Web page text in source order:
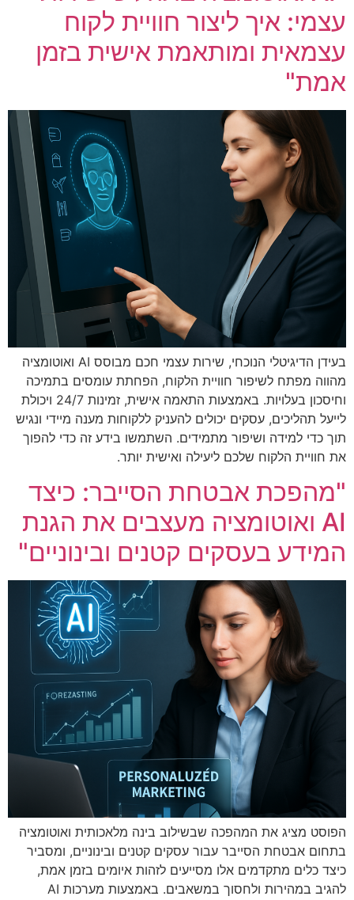
עצמי: איך ליצור חוויית לקוח
עצמאית ומותאמת אישית בזמן
אמת"
בעידן הדיגיטלי הנוכחי, שירות עצמי חכם מבוסס AI ואוטומציה
מהווה מפתח לשיפור חוויית הלקוח, הפחתת עומסים בתמיכה
וחיסכון בעלויות. באמצעות התאמה אישית, זמינות 24/7 ויכולת
לייעל תהליכים, עסקים יכולים להעניק ללקוחות מענה מיידי ונגיש
תוך כדי למידה ושיפור מתמידים. השתמשו בידע זה כדי להפוך
את חוויית הלקוח שלכם ליעילה ואישית יותר.
"מהפכת אבטחת הסייבר: כיצד
AI ואוטומציה מעצבים את הגנת
המידע בעסקים קטנים ובינוניים"
הפוסט מציג את המהפכה שבשילוב בינה מלאכותית ואוטומציה
בתחום אבטחת הסייבר עבור עסקים קטנים ובינוניים, ומסביר
כיצד כלים מתקדמים אלו מסייעים לזהות איומים בזמן אמת,
להגיב במהירות ולחסוך במשאבים. באמצעות מערכות AI